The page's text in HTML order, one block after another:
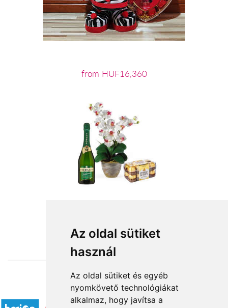
Az oldal sütiket
használ
Az oldal sütiket és egyéb
nyomkövető technológiákat
alkalmaz, hogy javítsa a
from HUF16,360
Accepted payment methods